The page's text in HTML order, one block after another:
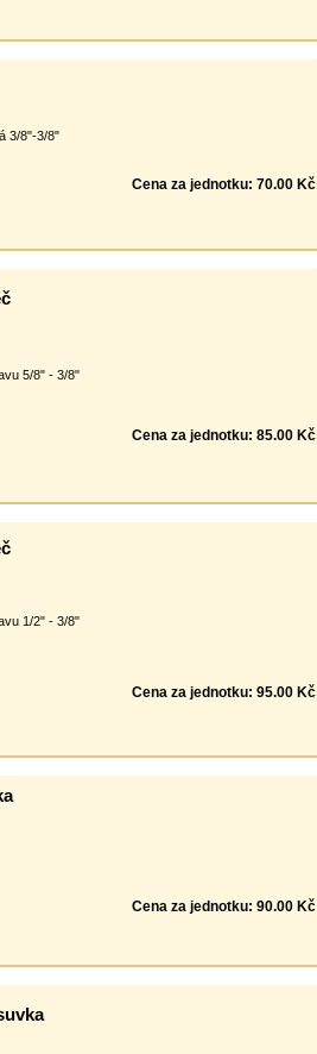
3/8"-3/8"
Cena za jednotku: 70.00 Kč
5/8" - 3/8"
Cena za jednotku: 85.00 Kč
1/2" - 3/8"
Cena za jednotku: 95.00 Kč
Cena za jednotku: 90.00 Kč